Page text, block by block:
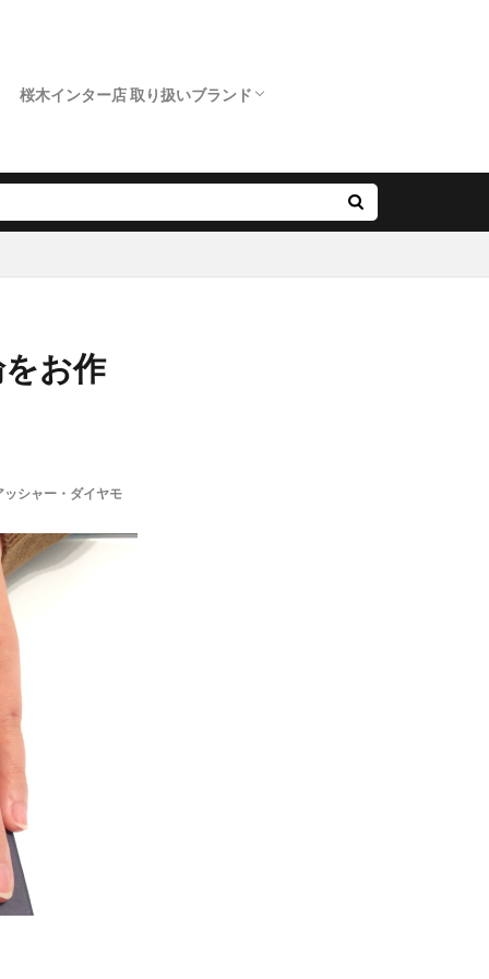
カ）
桜木インター店 取り扱いブランド
お作
ッシャー・ダイヤモ